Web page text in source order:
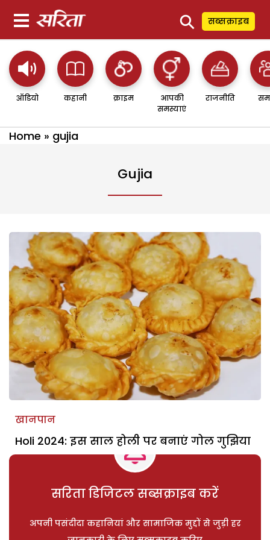
⚲ सब्सक्राइब
ऑडियो कहानी क्राइम
आपकी
समस्याएं
राजनीति
Home » gujia
Gujia
खानपान
Holi 2024: इस साल होली पर बनाएं गोल गुझिया
सरिता डिजिटल सब्सक्राइब करें
अपनी पसंदीदा कहानियां और सामाजिक मुद्दों से जुड़ी हर